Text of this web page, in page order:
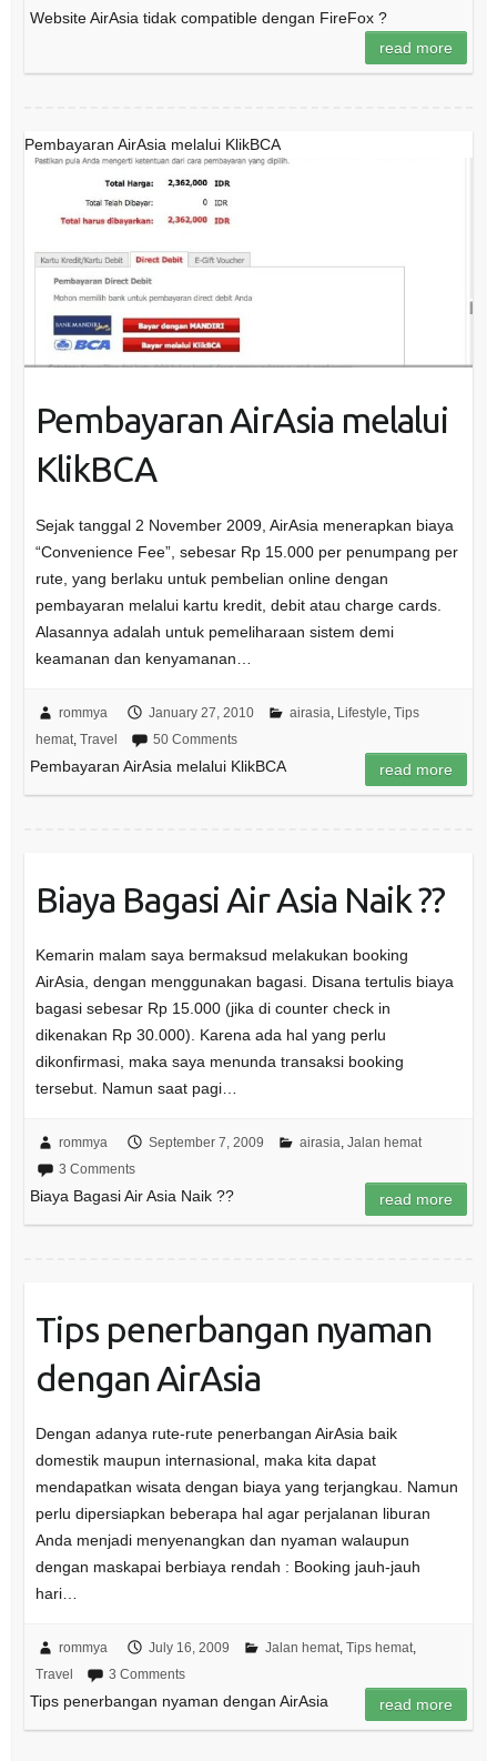
Website AirAsia tidak compatible dengan FireFox ?
read more
Pembayaran AirAsia melalui KlikBCA
Pembayaran AirAsia melalui
KlikBCA
Sejak tanggal 2 November 2009, AirAsia menerapkan biaya
“Convenience Fee”, sebesar Rp 15.000 per penumpang per
rute, yang berlaku untuk pembelian online dengan
pembayaran melalui kartu kredit, debit atau charge cards.
Alasannya adalah untuk pemeliharaan sistem demi
keamanan dan kenyamanan…
rommya January 27, 2010 airasia Lifestyle Tips
hemat, Travel 50 Comments
Pembayaran AirAsia melalui KlikBCA read more
Biaya Bagasi Air Asia Naik ??
Kemarin malam saya bermaksud melakukan booking
AirAsia, dengan menggunakan bagasi. Disana tertulis biaya
bagasi sebesar Rp 15.000 (jika di counter check in
dikenakan Rp 30.000). Karena ada hal yang perlu
dikonfirmasi, maka saya menunda transaksi booking
tersebut. Namun saat pagi…
rommya September 7, 2009 airasia Jalan hemat
3 Comments
Biaya Bagasi Air Asia Naik ?? read more
Tips penerbangan nyaman
dengan AirAsia
Dengan adanya rute-rute penerbangan AirAsia baik
domestik maupun internasional, maka kita dapat
mendapatkan wisata dengan biaya yang terjangkau. Namun
perlu dipersiapkan beberapa hal agar perjalanan liburan
Anda menjadi menyenangkan dan nyaman walaupun
dengan maskapai berbiaya rendah : Booking jauh-jauh
hari…
rommya July 16, 2009 Jalan hemat, Tips hemat,
Travel
3 Comments
Tips penerbangan nyaman dengan AirAsia read more